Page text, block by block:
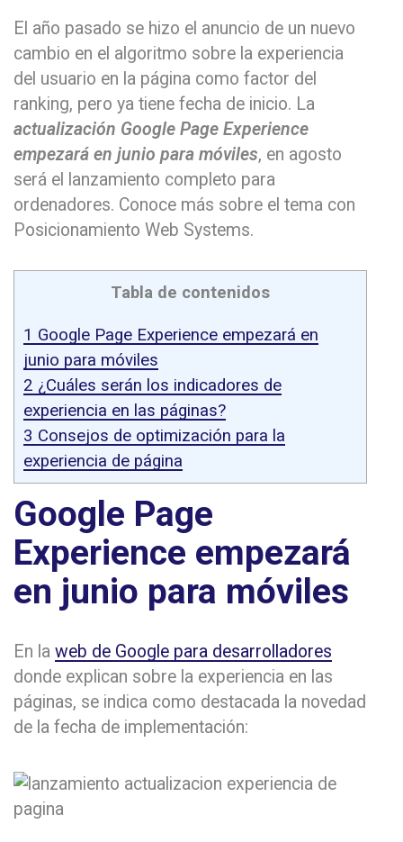
El año pasado se hizo el anuncio de un nuevo
cambio en el algoritmo sobre la experiencia
del usuario en la página como factor del
ranking, pero ya tiene fecha de inicio. La
actualización Google Page Experience
empezará en junio para móviles, en agosto
será el lanzamiento completo para
ordenadores. Conoce más sobre el tema con
Posicionamiento Web Systems.
Tabla de contenidos
1 Google Page Experience empezará en
junio para móviles
2 ¿Cuáles serán los indicadores de
experiencia en las páginas?
3 Consejos de optimización para la
experiencia de página
Google Page
Experience empezará
en junio para móviles
En la web de Google para desarrolladores
donde explican sobre la experiencia en las
páginas, se indica como destacada la novedad
de la fecha de implementación: